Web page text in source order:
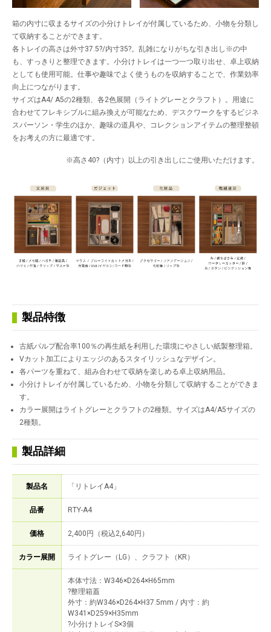
箱の内寸に収まるサイズの小分けトレイが付属しているため、小物を分類し
て収納することができます。
各トレイの高さは外寸37.5?/内寸35?。乱雑になりがちな引き出し※の中
も、すっきりと整理できます。小分けトレイは一つ一つ取り出せ、卓上収納
としても使用可能。仕事や趣味でよく使うものを収納することで、作業効率
向上につながります。
サイズはA4/ A5の2種類、各2色展開（ライトグレーとクラフト）。用途に
合わせてフレキシブルに組み換えが可能なため、デスクワークをするビジネ
スパーソン・学生のほか、趣味の道具や、コレクションアイテムの整理整頓
をお考えの方に最適です。
※高さ40?（内寸）以上の引き出しにご使用いただけます。
製品特徴
古紙パルプ配合率100％の再生紙を利用した環境にやさしい紙製整理箱。
Vカット加工によりエッジのあるスタイリッシュなデザイン。
各パーツを重ねて、組み合わせて収納を楽しめる卓上収納用品。
小分けトレイが付属しているため、小物を分類して収納することができま
す。
カラー展開はライトグレーとクラフトの2種類。サイズはA4/A5サイズの
2種類。
製品詳細
製品名 「リトレイA4」
品番 RTY-A4
価格 2,400円（税込2,640円）
カラー展開 ライトグレー（LG）、クラフト（KR）
本体寸法：W346×D264×H65mm
?整理箱蓋
外寸：約W346×D264×H37.5mm / 内寸：約
W341×D259×H35mm
?小分けトレイS×3個